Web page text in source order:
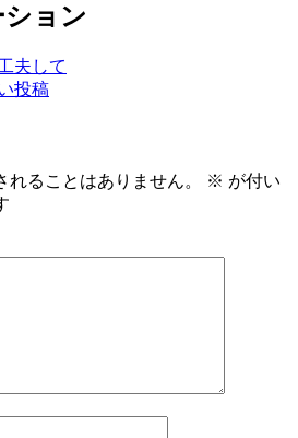
ョン
夫して
投稿
れることはありません。 ※ が付い